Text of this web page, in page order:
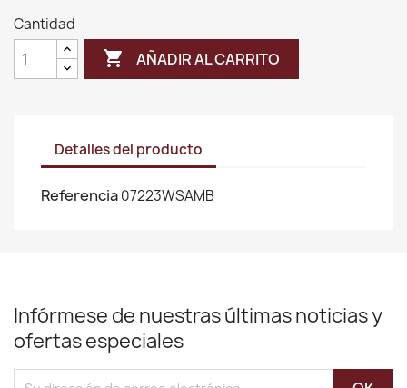
Cantidad
 AÑADIR AL CARRITO
Detalles del producto
Referencia07223WSAMB
Infórmese de nuestras últimas noticias y
ofertas especiales